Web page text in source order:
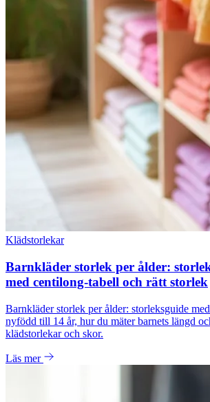
Klädstorlekar
Barnkläder storlek per ålder:
med centilong-tabell och rätt storlek
Barnkläder storlek per ålder: storleksguide
nyfödd till 14 år, hur du mäter barnets längd
klädstorlekar och skor.
Läs mer